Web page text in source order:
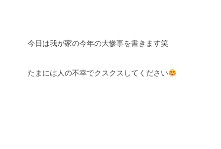
今日は我が家の今年の大惨事を書きます笑
たまには人の不幸でクスクスしてください